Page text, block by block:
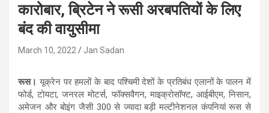
कारोबार, ब्रिटेन ने रूसी अरबपतियों के लिए
बंद की वायुसीमा
March 10, 2022 Jan Sadan
रूस। यूक्रेन पर हमलों के बाद पश्चिमी देशों के प्रतिबंध एलानों के पालन में
फोर्ड, टोयटा, जनरल मोटर्स, फॉक्सवैगन, माइक्रोसॉफ्ट, आईबीएम, निसान,
अमेजन और बोइंग जैसी 300 से ज्यादा बड़ी मल्टीनेशनल कंपनियां रूस से